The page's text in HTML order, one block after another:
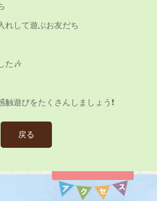
れして遊ぶお友だち
た🎶
遊びをたくさんしましょう❗️
戻る